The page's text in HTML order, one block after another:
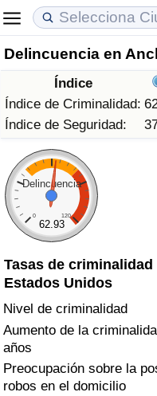
Delincuencia en
Índice
Índice de Criminalidad:
Índice de Seguridad:
Delincuencia
0 120
62.93
Tasas de
Estados Unidos
Nivel de criminalidad
Aumento de la
años
Preocupación sobre la
robos en el domicilio
Coste de vida
Índice de Costo de Vida
Índice de Costo de Vida
Índice de costo de vida
en aqaba
Precios de las
Índice de Precios de
Índice de Precios de
Índice de Precios de
Calidad de Vida
Índice de Calidad de
Índice de Calidad de
Índice de calidad de
Delincuencia
Calificación del Índice
(Actual)
Índice de Criminalidad
Índice de criminalidad